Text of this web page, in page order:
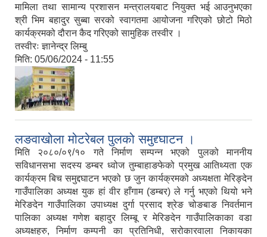
मामिला तथा सामान्य प्रशासन मन्त्रालयबाट नियुक्त भई आउनुभएका
श्री भिम बहादुर सुब्बा सरको स्वागतमा आयोजना गरिएको छोटो मिठो
कार्यक्रमको दौरान कैद गरिएको सामुहिक तस्वीर ।
तस्वीरः ज्ञानेन्द्र लिम्बु
मिति: 05/06/2024 - 11:55
लङवाखोला मोटरेबल पुलको समुद्द्घाटन ।
मिति २०८०/०९/१० गते निर्माण सम्पन्न भएको पुलको माननीय
सविधानसभा सदस्य डम्बर ध्वोज तुम्बाहाङफेको प्रमुख आतिथ्यता एक
कार्यक्रम बिच समुद्दघाटन भएको छ जुन कार्यक्रमको अध्यक्षता मेरिङ्देन
गाउँपालिका अध्यक्ष युक हां वीर हाँगाम (डम्बर) ले गर्नु भएको थियो भने
मेरिङदेन गाउँपालिका उपाध्यक्ष दुर्गा प्रसाद श्रेङ चोङबाङ निवर्तमान
पालिका अध्यक्ष गणेश बहादुर लिम्बू र मेरिङदेन गाउँपालिकाका वडा
अध्यक्षहरु, निर्माण कम्पनी का प्रतिनिधी, सरोकारवाला निकायका